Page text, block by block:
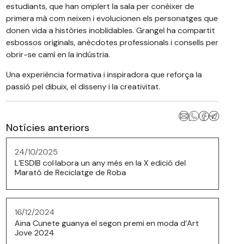
estudiants, que han omplert la sala per conèixer de
primera mà com neixen i evolucionen els personatges que
donen vida a històries inoblidables. Grangel ha compartit
esbossos originals, anècdotes professionals i consells per
obrir-se camí en la indústria.
Una experiència formativa i inspiradora que reforça la
passió pel dibuix, el disseny i la creativitat.
Notícies anteriors
24/10/2025
L’ESDIB col·labora un any més en la X edició del
Marató de Reciclatge de Roba
16/12/2024
Aina Cunete guanya el segon premi en moda d’Art
Jove 2024